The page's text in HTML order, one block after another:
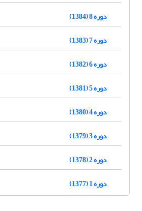
دوره 8 (1384)
دوره 7 (1383)
دوره 6 (1382)
دوره 5 (1381)
دوره 4 (1380)
دوره 3 (1379)
دوره 2 (1378)
دوره 1 (1377)